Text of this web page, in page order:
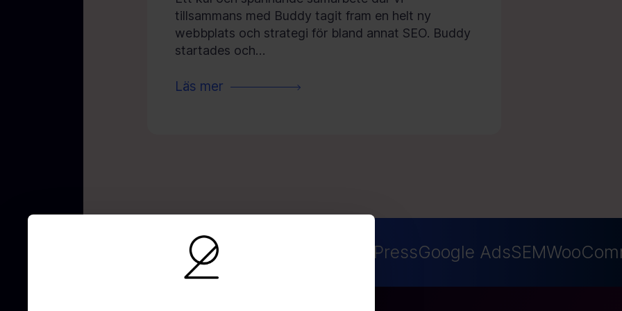
tillsammans med Buddy tagit fram en helt ny
webbplats och strategi för bland annat SEO. Buddy
startades och…
Läs mer
UX/UI-Design WordPressGoogle AdsSEM